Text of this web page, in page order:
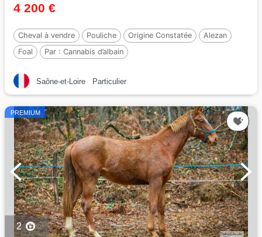
4 200 €
Cheval à vendre Pouliche Origine Constatée
Alezan
Foal
Par : Cannabis d’albain
Saône-et-Loire Particulier
PREMIUM
2